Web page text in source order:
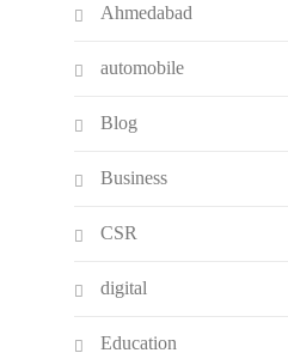
Ahmedabad
automobile
Blog
Business
CSR
digital
Education